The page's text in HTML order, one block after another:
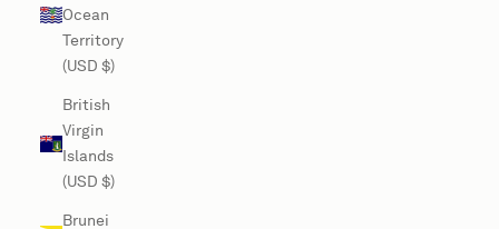
Ocean
Territory
(USD $)
British
Virgin
Islands
(USD $)
Brunei